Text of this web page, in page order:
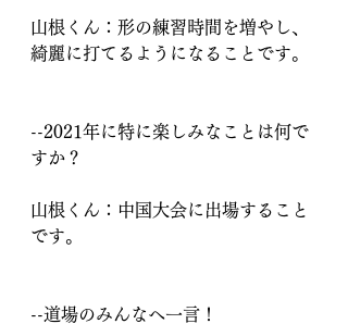
山根くん：形の練習時間を増やし、
綺麗に打てるようになることです。
--2021年に特に楽しみなことは何で
すか？
山根くん：中国大会に出場すること
です。
--道場のみんなへ一言！